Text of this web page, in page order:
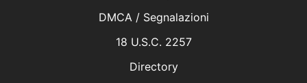
DMCA / Segnalazioni
18 U.S.C. 2257
Directory